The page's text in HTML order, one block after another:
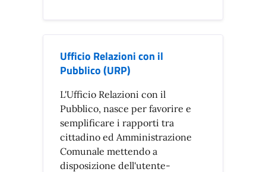
Ufficio Relazioni con il
Pubblico (URP)
L'Ufficio Relazioni con il
Pubblico, nasce per favorire e
semplificare i rapporti tra
cittadino ed Amministrazione
Comunale mettendo a
disposizione dell'utente-